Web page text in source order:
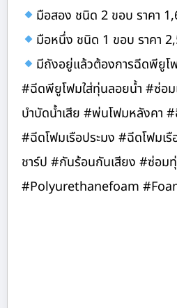
มือสอง ชนิด 2 ขอบ ราคา
มือหนึ่ง ชนิด 1 ขอบ ราคา
มีถังอยู่แล้วต้องการฉีดพียูโ
#ฉีดพียูโฟมใส่ทุ่นลอยน้ำ #ซ่อ
บำบัดน้ำเสีย #พ่นโฟมหลังคา
#ฉีดโฟมเรือประมง #ฉีดโฟม
ชาร์ป #กันร้อนกันเสียง #ซ่อ
#Polyurethanefoam